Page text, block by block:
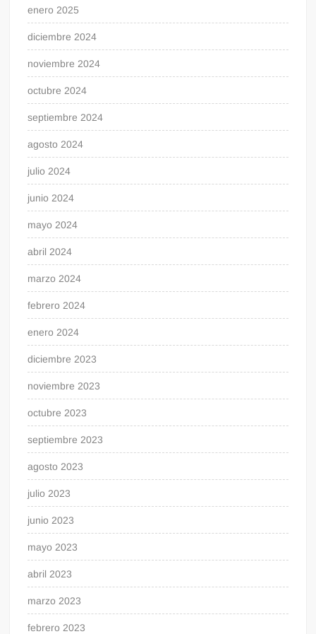
enero 2025
diciembre 2024
noviembre 2024
octubre 2024
septiembre 2024
agosto 2024
julio 2024
junio 2024
mayo 2024
abril 2024
marzo 2024
febrero 2024
enero 2024
diciembre 2023
noviembre 2023
octubre 2023
septiembre 2023
agosto 2023
julio 2023
junio 2023
mayo 2023
abril 2023
marzo 2023
febrero 2023